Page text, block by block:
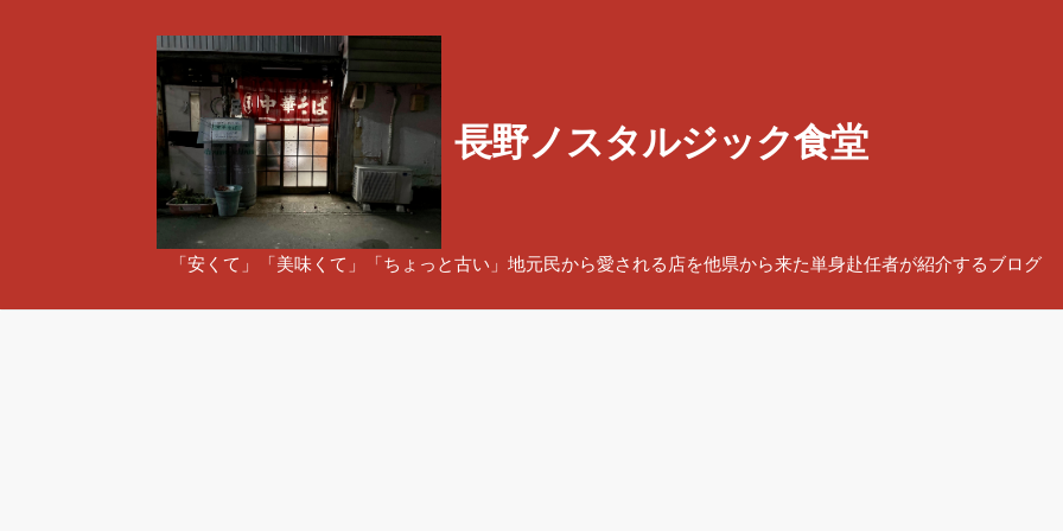
長野ノスタルジック食堂
「安くて」「美味くて」「ちょっと古い」地元民から愛される店を他県から来た単身赴任者が紹介するブログ